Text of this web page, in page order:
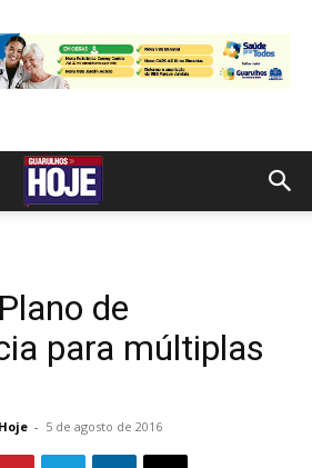
de
para múltiplas
- 5 de agosto de 2016